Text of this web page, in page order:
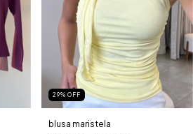
29% OFF
blusa maristela